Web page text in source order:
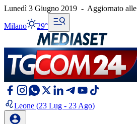
Lunedì 3 Giugno 2019 - Aggiornato alle
Milano 29°
Leone (23 Lug - 23 Ago)